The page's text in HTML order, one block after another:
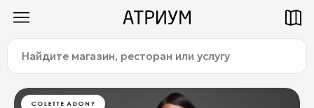
Как добраться Паркинг
Найдите
магазин,
ресторан
или
услугу: